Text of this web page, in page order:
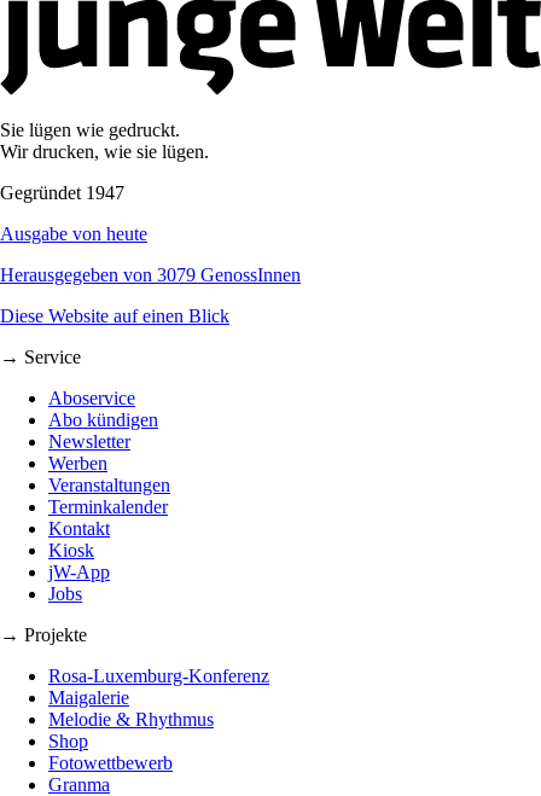
Sie lügen wie gedruckt.
Wir drucken, wie sie lügen.
Gegründet 1947
Ausgabe von heute
Herausgegeben von 3079 GenossInnen
Diese Website auf einen Blick
→ Service
Aboservice
Abo kündigen
Newsletter
Werben
Veranstaltungen
Terminkalender
Kontakt
Kiosk
jW-App
Jobs
→ Projekte
Rosa-Luxemburg-Konferenz
Maigalerie
Melodie & Rhythmus
Shop
Fotowettbewerb
Granma